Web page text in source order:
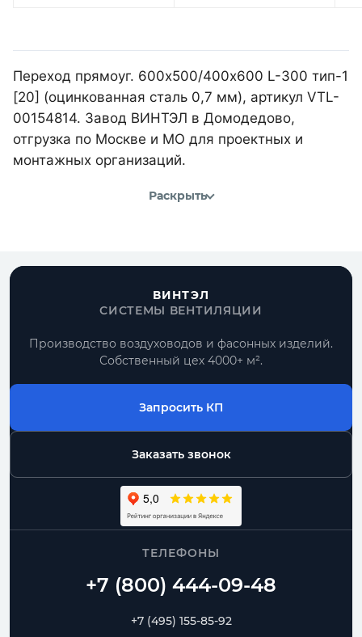
Переход прямоуг. 600х500/400х600 L-300 тип-1
[20] (оцинкованная сталь 0,7 мм), артикул VTL-
00154814. Завод ВИНТЭЛ в Домодедово,
отгрузка по Москве и МО для проектных и
монтажных организаций.
Раскрыть
ВИНТЭЛ
СИСТЕМЫ ВЕНТИЛЯЦИИ
Производство воздуховодов и фасонных изделий.
Собственный цех 4000+ м².
Запросить КП
Заказать звонок
ТЕЛЕФОНЫ
+7 (495) 155-85-92